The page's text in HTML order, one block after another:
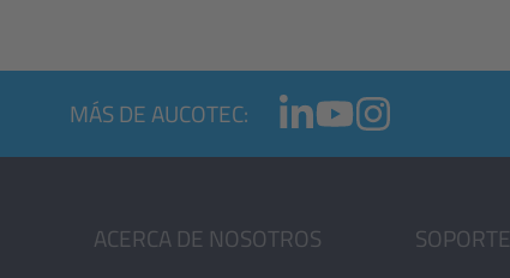
MÁS DE AUCOTEC:
ACERCA DE NOSOTROS SOPORTE